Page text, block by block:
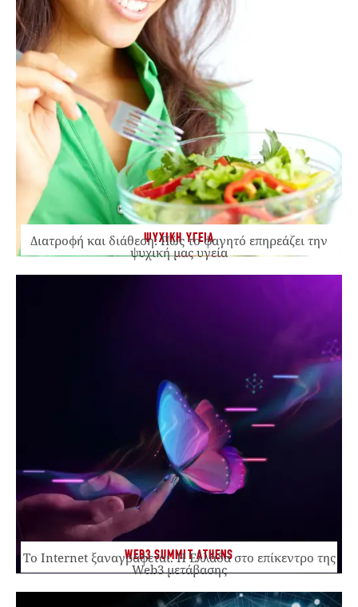
ΨΥΧΙΚΗ ΥΓΕΙΑ
Διατροφή και διάθεση: Πώς το φαγητό επηρεάζει την
ψυχική μας υγεία
WEB3 SUMMIT ATHENS
Το Internet ξαναγράφεται. Η Ελλάδα στο επίκεντρο της
Web3 μετάβασης